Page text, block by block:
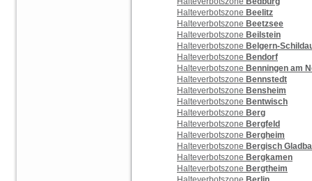
Halteverbotszone Beelitz
Halteverbotszone Beetzsee
Halteverbotszone Beilstein
Halteverbotszone Belgern-
Halteverbotszone Bendorf
Halteverbotszone Benningen am
Halteverbotszone Bennstedt
Halteverbotszone Bensheim
Halteverbotszone Bentwisch
Halteverbotszone Berg
Halteverbotszone Bergfeld
Halteverbotszone Bergheim
Halteverbotszone Bergisch
Halteverbotszone Bergkamen
Halteverbotszone Bergtheim